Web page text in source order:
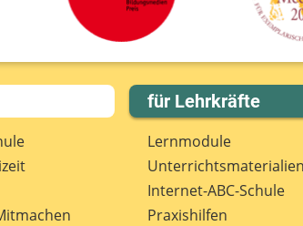
für Lehrkräfte
Lernmodule
Unterrichts­materialien
Internet-ABC-Schule
Praxishilfen